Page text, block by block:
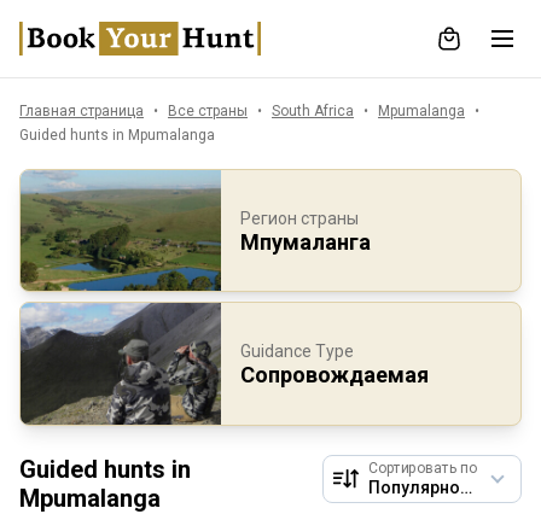
Главная страница Все страны South Africa
Mpumalanga
Guided hunts in Mpumalanga
Регион страны
Мпумаланга
Guidance Type
Сопровождаемая
Guided hunts in
Mpumalanga
Сортировать по